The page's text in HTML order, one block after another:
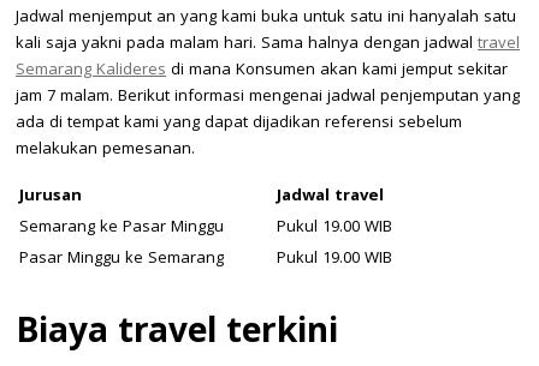
Jadwal menjemput an yang kami buka untuk satu ini hanyalah satu
kali saja yakni pada malam hari. Sama halnya dengan jadwal travel
Semarang Kalideresdi mana Konsumen akan kami jemput sekitar
jam 7 malam. Berikut informasi mengenai jadwal penjemputan yang
ada di tempat kami yang dapat dijadikan referensi sebelum
melakukan pemesanan.
Jurusan
Jadwal travel
Semarang ke Pasar Minggu
Pukul 19.00 WIB
Pasar Minggu ke Semarang
Pukul 19.00 WIB
Biaya travel terkini